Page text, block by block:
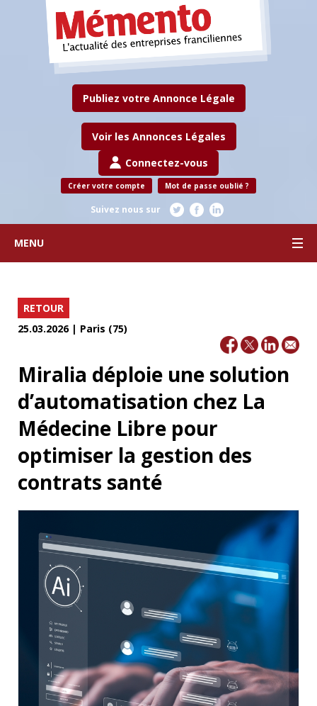
Publiez votre Annonce Légale
Voir les Annonces Légales
Connectez-vous
Créer votre compte Mot de passe oublié ?
Suivez nous sur
MENU
RETOUR
25.03.2026 | Paris (75)
Miralia déploie une solution
d’automatisation chez La
Médecine Libre pour
optimiser la gestion des
contrats santé